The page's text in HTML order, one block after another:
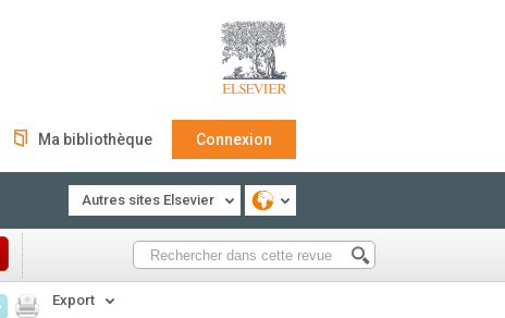
Ma bibliothèque Connexion
Autres sites Elsevier
Export